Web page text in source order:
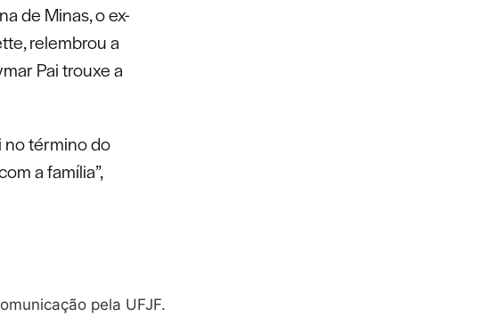
de Minas, o ex-
relembrou a
Pai trouxe a
no término do
a família”,
pela UFJF.